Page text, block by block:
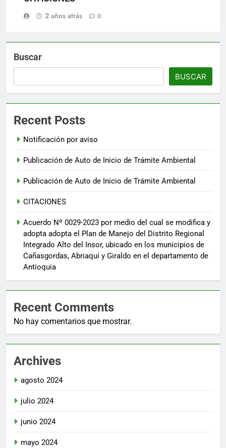
2 años atrás
0
Buscar
BUSCAR
Recent Posts
Notificación por aviso
Publicación de Auto de Inicio de Trámite Ambiental
Publicación de Auto de Inicio de Trámite Ambiental
CITACIONES
Acuerdo Nº 0029-2023 por medio del cual se modifica y
adopta adopta el Plan de Manejo del Distrito Regional
Integrado Alto del Insor, ubicado en los municipios de
Cañasgordas, Abriaquí y Giraldo en el departamento de
Antioquia
Recent Comments
No hay comentarios que mostrar.
Archives
agosto 2024
julio 2024
junio 2024
mayo 2024